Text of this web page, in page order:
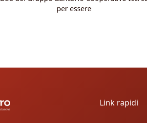
per essere
Link rapidi